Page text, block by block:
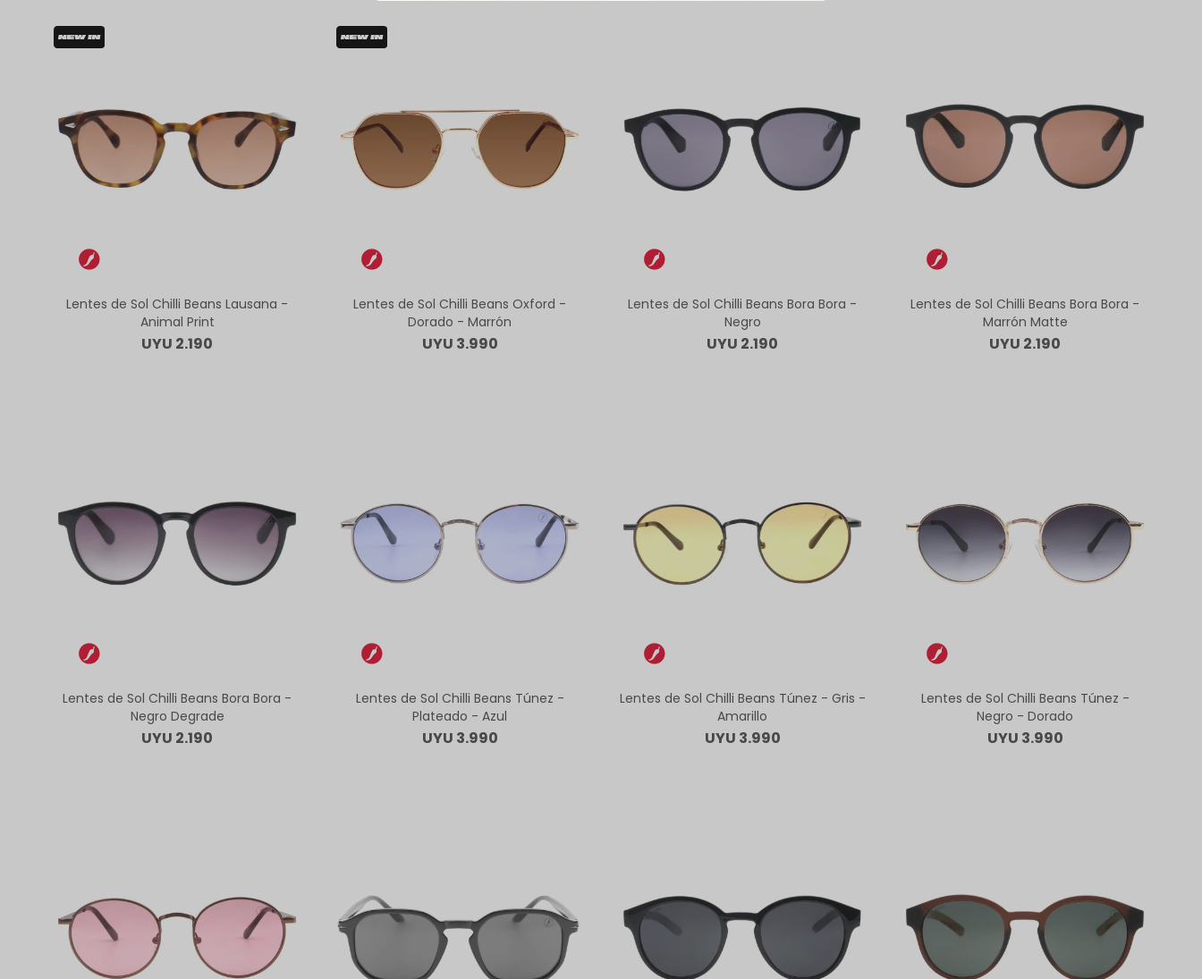
Lentes de Sol Chilli Beans Lausana -
Animal Print
UYU 2.190
Lentes de Sol Chilli Beans Oxford -
Dorado - Marrón
UYU 3.990
Lentes de Sol Chilli Beans Bora Bora -
Negro
UYU 2.190
Lentes de Sol Chilli Beans Bora Bora -
Marrón Matte
UYU 2.190
Lentes de Sol Chilli Beans Bora Bora -
Negro Degrade
UYU 2.190
Lentes de Sol Chilli Beans Túnez -
Plateado - Azul
UYU 3.990
Lentes de Sol Chilli Beans Túnez - Gris -
Amarillo
UYU 3.990
Lentes de Sol Chilli Beans Túnez -
Negro - Dorado
UYU 3.990